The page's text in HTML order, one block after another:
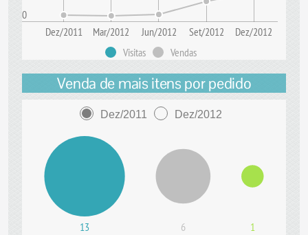
0
Dez/2011 Mar/2012 Jun/2012 Set/2012
Dez/2012
Visitas
Vendas
Venda de mais itens por pedido
Dez/2011 Dez/2012
13 6 1